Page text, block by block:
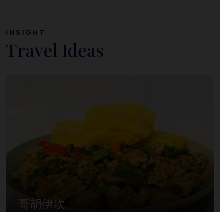
INSIGHT
Travel Ideas
哥胡伊坎